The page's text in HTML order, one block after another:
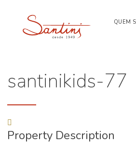
QUEM
santinikids-77
Property Description